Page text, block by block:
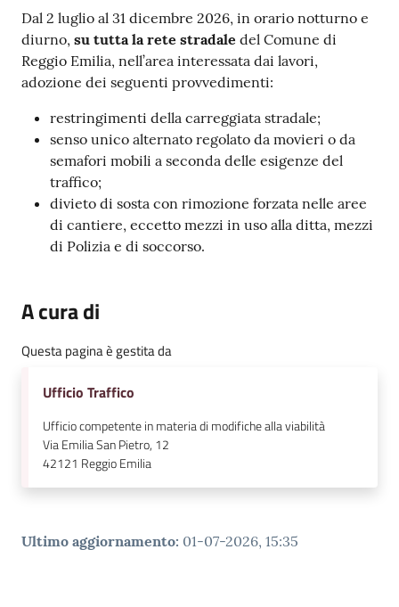
su
Contenuto
Dal 2 luglio al 31 dicembre 2026, in orario notturno e
diurno, su tutta la rete stradale del Comune di
Reggio Emilia, nell’area interessata dai lavori,
adozione dei seguenti provvedimenti:
restringimenti della carreggiata stradale;
senso unico alternato regolato da movieri o da
semafori mobili a seconda delle esigenze del
traffico;
divieto di sosta con rimozione forzata nelle aree
di cantiere, eccetto mezzi in uso alla ditta, mezzi
di Polizia e di soccorso.
A cura di
Questa pagina è gestita da
Ufficio Traffico
Ufficio competente in materia di modifiche alla viabilità
Via Emilia San Pietro, 12
42121 Reggio Emilia
Ultimo aggiornamento: 01-07-2026, 15:35